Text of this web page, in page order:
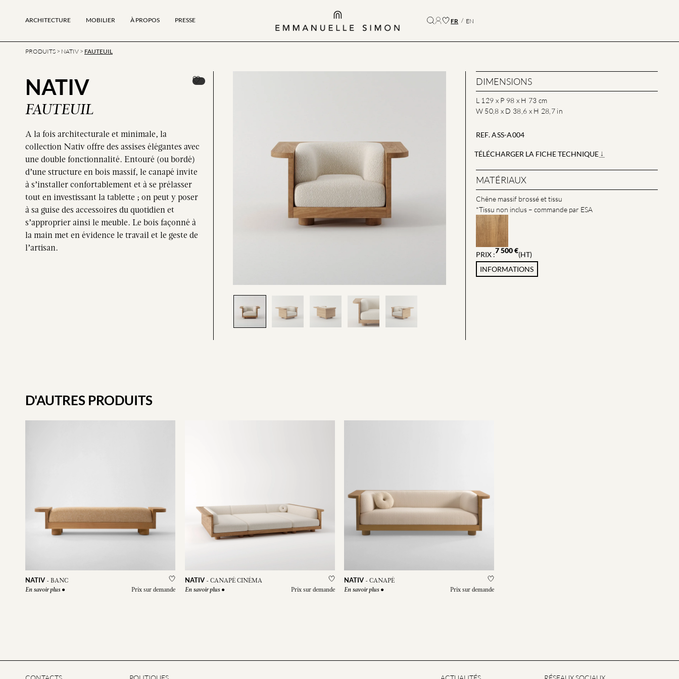
ARCHITECTURE MOBILIER À PROPOS PRESSE FR EN
PRODUITS > NATIV > FAUTEUIL
NATIV
FAUTEUIL
A la fois architecturale et minimale, la
collection Nativ offre des assises élégantes avec
une double fonctionnalité. Entouré (ou bordé)
d’une structure en bois massif, le canapé invite
à s’installer confortablement et à se prélasser
tout en investissant la tablette ; on peut y poser
à sa guise des accessoires du quotidien et
s’approprier ainsi le meuble. Le bois façonné à
la main met en évidence le travail et le geste de
l’artisan.
DIMENSIONS
L 129 x P 98 x H 73 cm
W 50,8 x D 38,6 x H 28,7 in
REF. ASS-A004
TÉLÉCHARGER LA FICHE TECHNIQUE
MATÉRIAUX
Chêne massif brossé et tissu
*Tissu non inclus – commande par ESA
PRIX :7 500€(HT)
INFORMATIONS
D'AUTRES PRODUITS​
NATIV - BANC
En savoir plus ● Prix sur demande
NATIV- CANAPÉ CINÉMA
En savoir plus● Prix sur demande
NATIV -CANAPÉ
En savoir plus ● Prix sur demande